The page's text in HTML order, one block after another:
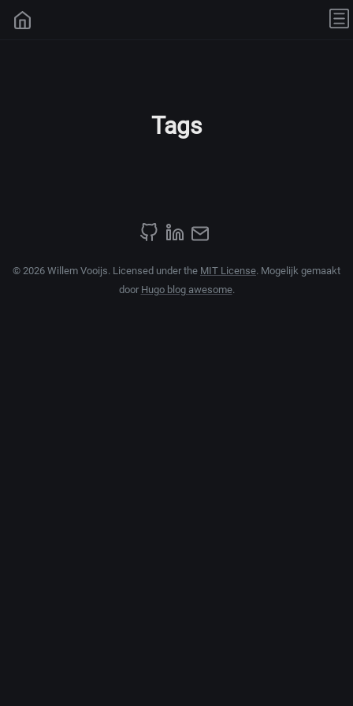
Tags
© 2026 Willem Vooijs. Licensed under the MIT License. Mogelijk gemaakt
door Hugo blog awesome.